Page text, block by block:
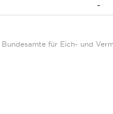
-
für Eich- und